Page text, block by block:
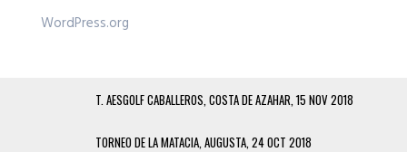
WordPress.org
T. AESGOLF CABALLEROS, COSTA DE AZAHAR, 15 NOV 2018
TORNEO DE LA MATACIA, AUGUSTA, 24 OCT 2018